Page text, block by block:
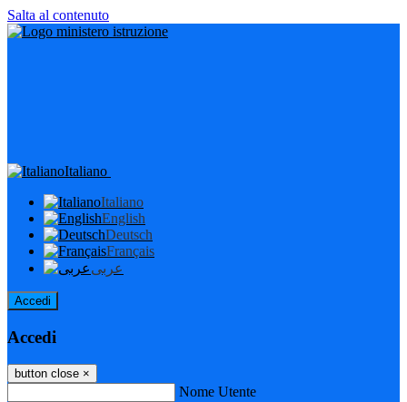
Salta al contenuto
Italiano
Italiano
English
Deutsch
Français
عربى
Accedi
Accedi
button close ×
Nome Utente